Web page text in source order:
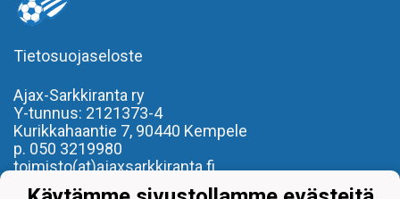
Tietosuojaseloste
Ajax-Sarkkiranta ry
Y-tunnus: 2121373-4
Kurikkahaantie 7, 90440 Kempele
p. 050 3219980
toimisto(at)ajaxsarkkiranta.fi